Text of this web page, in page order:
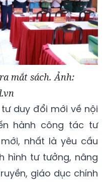
mắt sách. Ảnh:
duy đổi mới về nội
hành công tác tư
nhất là yêu cầu
hình tư tưởng, nâng
giáo dục chính